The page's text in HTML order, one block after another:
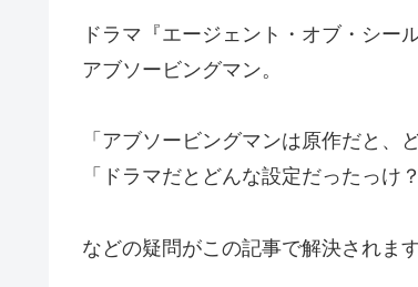
ドラマ『エージェント・オブ・シー
アブソービングマン。
「アブソービングマンは原作だと、
「ドラマだとどんな設定だったっけ？
などの疑問がこの記事で解決されます